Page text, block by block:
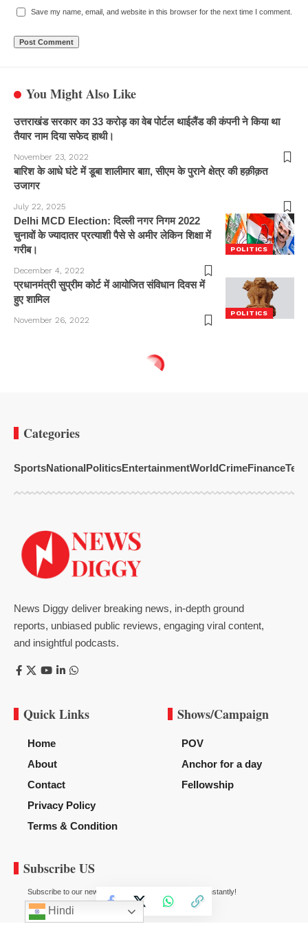
Save my name, email, and website in this browser for the next time I comment.
You Might Also Like
उत्तराखंड सरकार का 33 करोड़ का वेब पोर्टल थाईलैंड की कंपनी ने किया था
तैयार नाम दिया सफेद हाथी।
November 23, 2022
बारिश के आधे घंटे में डूबा शालीमार बाग़, सीएम के पुराने क्षेत्र की हक़ीक़त
उजागर
July 22, 2025
POLITICS
Delhi MCD Election: दिल्ली नगर निगम 2022
चुनावों के ज्यादातर प्रत्याशी पैसे से अमीर लेकिन शिक्षा में
गरीब।
December 4, 2022
POLITICS
प्रधानमंत्री सुप्रीम कोर्ट में आयोजित संविधान दिवस में
हुए शामिल
November 26, 2022
Categories
SportsNationalPoliticsEntertainmentWorldCrimeFinance
News Diggy deliver breaking news, in-depth ground
reports, unbiased public reviews, engaging viral content,
and insightful podcasts.
Quick Links
Home
About
Contact
Privacy Policy
Terms & Condition
Shows/Campaign
POV
Anchor for a day
Fellowship
Subscribe US
Subscribe to our newsletter to get our newest articles instantly!
Hindi